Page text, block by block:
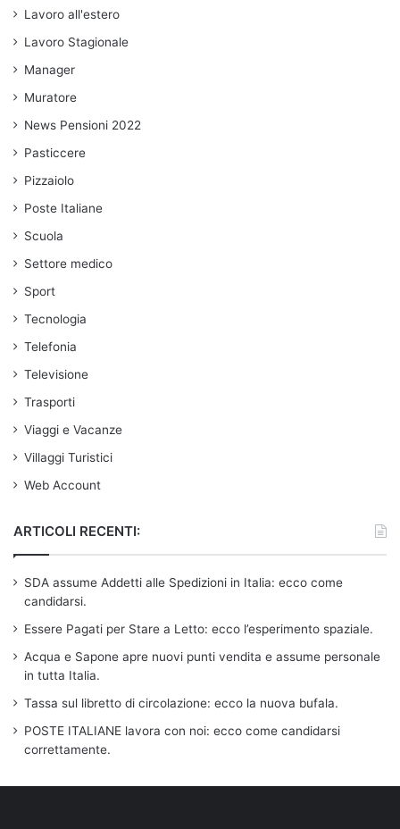
Lavoro all'estero
Lavoro Stagionale
Manager
Muratore
News Pensioni 2022
Pasticcere
Pizzaiolo
Poste Italiane
Scuola
Settore medico
Sport
Tecnologia
Telefonia
Televisione
Trasporti
Viaggi e Vacanze
Villaggi Turistici
Web Account
ARTICOLI RECENTI:
SDA assume Addetti alle Spedizioni in Italia: ecco come
candidarsi.
Essere Pagati per Stare a Letto: ecco l’esperimento spaziale.
Acqua e Sapone apre nuovi punti vendita e assume personale
in tutta Italia.
Tassa sul libretto di circolazione: ecco la nuova bufala.
POSTE ITALIANE lavora con noi: ecco come candidarsi
correttamente.